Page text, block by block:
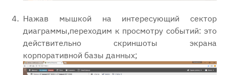
Нажав мышкой на интересующий сектор
диаграммы,переходим к просмотру событий: это
действительно скриншоты экрана
корпоративной базы данных;